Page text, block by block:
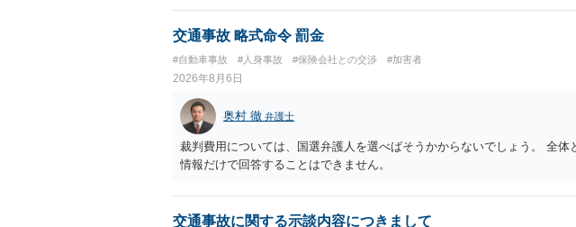
交通事故 略式命令 罰金
#自動車事故 #人身事故 #保険会社との交渉 #加害者
2026年8月6日
奥村 徹 弁護士
裁判費用については、国選弁護人を選べばそうかからないでしょう。 全体
情報だけで回答することはできません。
交通事故に関する示談内容につきまして